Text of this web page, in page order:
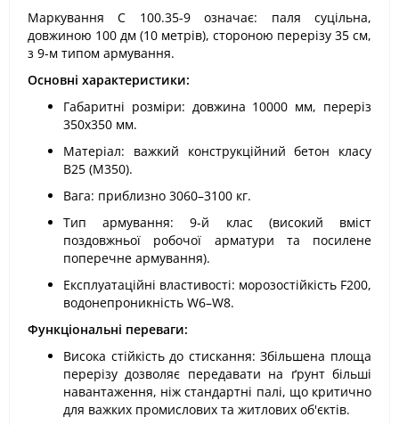
Маркування С 100.35-9 означає: паля суцільна,
довжиною 100 дм (10 метрів), стороною перерізу 35 см,
з 9-м типом армування.
Основні характеристики:
Габаритні розміри: довжина 10000 мм, переріз
350х350 мм.
Матеріал: важкий конструкційний бетон класу
В25 (М350).
Вага: приблизно 3060–3100 кг.
Тип армування: 9-й клас (високий вміст
поздовжньої робочої арматури та посилене
поперечне армування).
Експлуатаційні властивості: морозостійкість F200,
водонепроникність W6–W8.
Функціональні переваги:
Висока стійкість до стискання: Збільшена площа
перерізу дозволяє передавати на ґрунт більші
навантаження, ніж стандартні палі, що критично
для важких промислових та житлових об'єктів.